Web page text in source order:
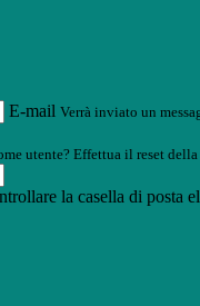
E-mail Verrà inviato un
utente? Effettua il reset
la casella di posta